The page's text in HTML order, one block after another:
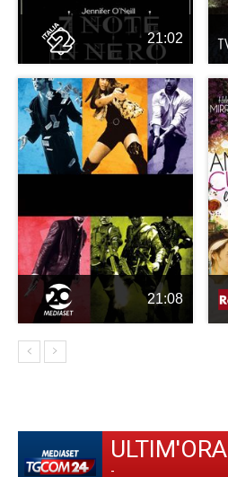
21:02
21:08
ULTIM'ORA
-